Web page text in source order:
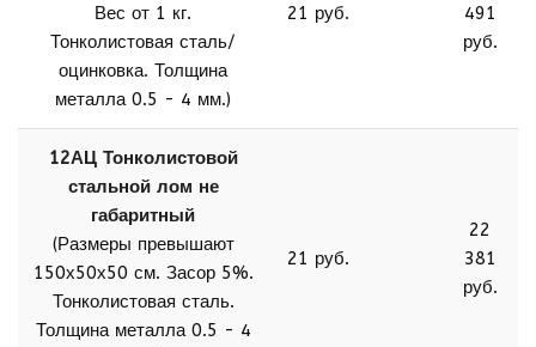
Вес от 1 кг.
Тонколистовая сталь/
оцинковка. Толщина
металла 0.5 - 4 мм.)
21 руб.
491
руб.
12АЦ Тонколистовой
стальной лом не
габаритный
(Размеры превышают
150х50х50 см. Засор 5%.
Тонколистовая сталь.
Толщина металла 0.5 - 4
21 руб.
22
381
руб.